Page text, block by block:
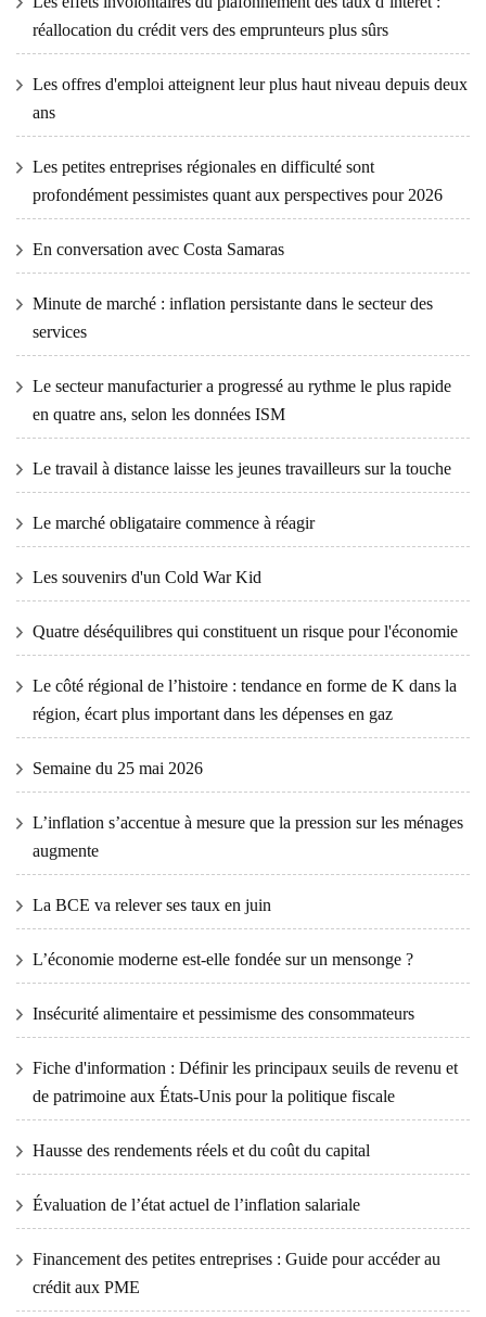
réallocation du crédit vers des emprunteurs plus sûrs
Les offres d'emploi atteignent leur plus haut niveau depuis deux
ans
Les petites entreprises régionales en difficulté sont
profondément pessimistes quant aux perspectives pour 2026
En conversation avec Costa Samaras
Minute de marché : inflation persistante dans le secteur des
services
Le secteur manufacturier a progressé au rythme le plus rapide
en quatre ans, selon les données ISM
Le travail à distance laisse les jeunes travailleurs sur la touche
Le marché obligataire commence à réagir
Les souvenirs d'un Cold War Kid
Quatre déséquilibres qui constituent un risque pour l'économie
Le côté régional de l’histoire : tendance en forme de K dans la
région, écart plus important dans les dépenses en gaz
Semaine du 25 mai 2026
L’inflation s’accentue à mesure que la pression sur les ménages
augmente
La BCE va relever ses taux en juin
L’économie moderne est-elle fondée sur un mensonge ?
Insécurité alimentaire et pessimisme des consommateurs
Fiche d'information : Définir les principaux seuils de revenu et
de patrimoine aux États-Unis pour la politique fiscale
Hausse des rendements réels et du coût du capital
Évaluation de l’état actuel de l’inflation salariale
Financement des petites entreprises : Guide pour accéder au
crédit aux PME